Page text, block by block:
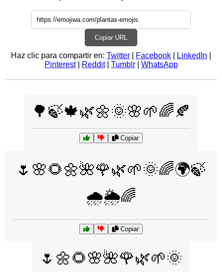
Copiar URL
Haz clic para compartir en: Twitter Facebook LinkedIn
Pinterest| Reddit| Tumblr| WhatsApp
🌳🍃🍁🌿🌼🌞🌸🌱🌈🍂
Copiar
🌷🌸🌻🌼🌺🌹🌿🌱🌞🌈🌍🍃
🌧️🌦️🌈
Copiar
🌷🌼🌻🌸🌺🌹🌿🌱🌞